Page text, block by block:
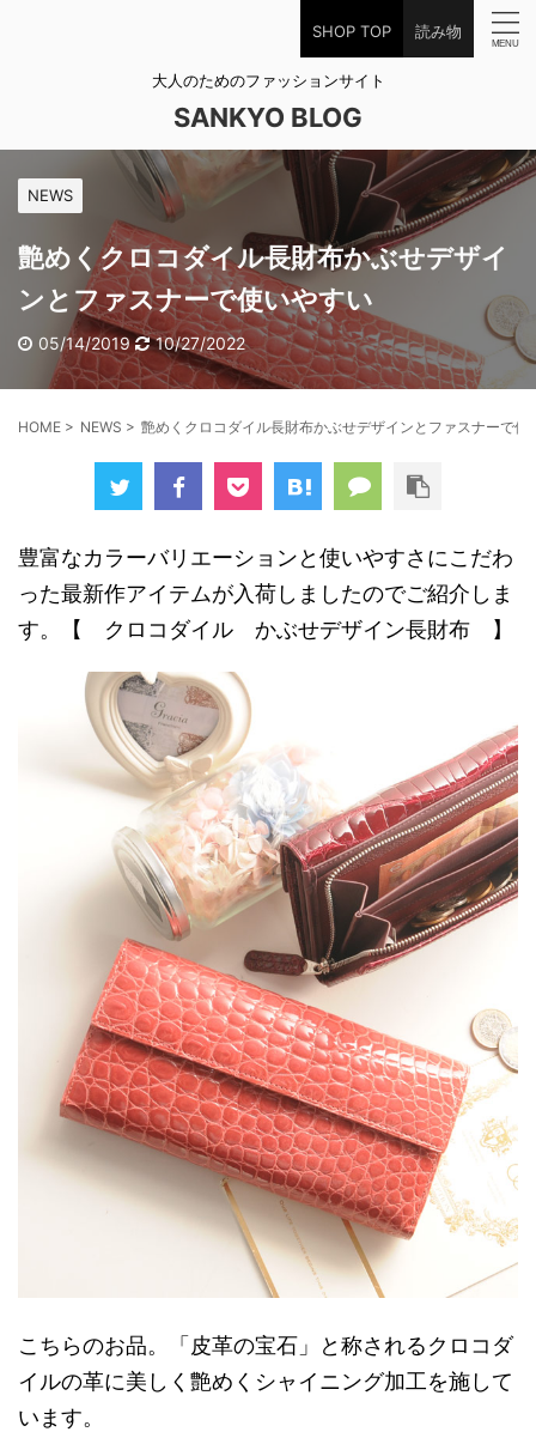
SHOP TOP 読み物
大人のためのファッションサイト
SANKYO BLOG
NEWS
艶めくクロコダイル長財布かぶせデザイ
ンとファスナーで使いやすい
05/14/2019 10/27/2022
HOME > NEWS > 艶めくクロコダイル長財布かぶせデザインとファスナーで使
豊富なカラーバリエーションと使いやすさにこだわ
った最新作アイテムが入荷しましたのでご紹介しま
す。【 クロコダイル かぶせデザイン長財布 】
こちらのお品。「皮革の宝石」と称されるクロコダ
イルの革に美しく艶めくシャイニング加工を施して
います。